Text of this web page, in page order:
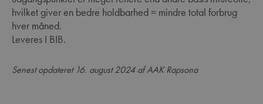
hvilket giver en bedre holdbarhed = mindre total forbrug
hver måned.
Leveres I BIB.
Senest opdateret 16. august 2024 af AAK Rapsona